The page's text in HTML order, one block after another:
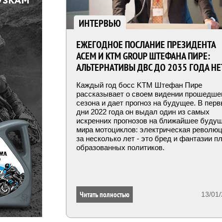
ИНТЕРВЬЮ
ЕЖЕГОДНОЕ ПОСЛАНИЕ ПРЕЗИДЕНТА
ACEM И KTM GROUP ШТЕФАНА ПИРЕ:
АЛЬТЕРНАТИВЫ ДВС ДО 2035 ГОДА
Каждый год босс KTM Штефан Пире
рассказывает о своем видении
сезона и дает прогноз на будущее. В
дни 2022 года он выдал один из самых
искренних прогнозов на ближайшее
мира мотоциклов: электрическая
за несколько лет - это бред и фантазии
образованных политиков.
13/
Читать полностью